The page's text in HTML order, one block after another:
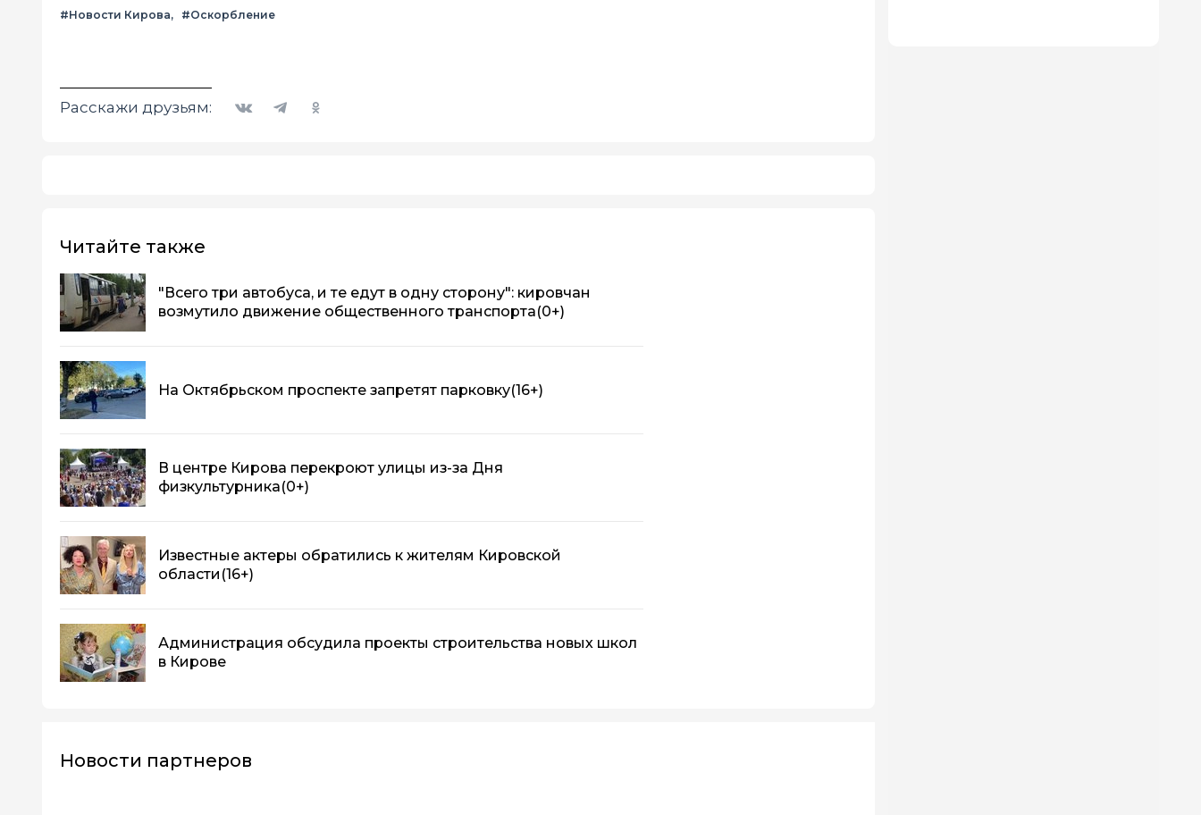
#Новости Кирова #Оскорбление
Расскажи друзьям:
Читайте также
"Всего три автобуса, и те едут в одну сторону": кировчан
возмутило движение общественного транспорта(0+)
На Октябрьском проспекте запретят парковку(16+)
В центре Кирова перекроют улицы из-за Дня
физкультурника(0+)
Известные актеры обратились к жителям Кировской
области (16+)
Администрация обсудила проекты строительства новых школ
в Кирове
Новости партнеров